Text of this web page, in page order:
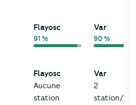
Flayosc
91 %
Var
90 %
Flayosc
Aucune
station
Var
2
station/